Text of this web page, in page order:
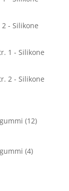
- Silikone
1 - Silikone
2 - Silikone
(12)
(4)